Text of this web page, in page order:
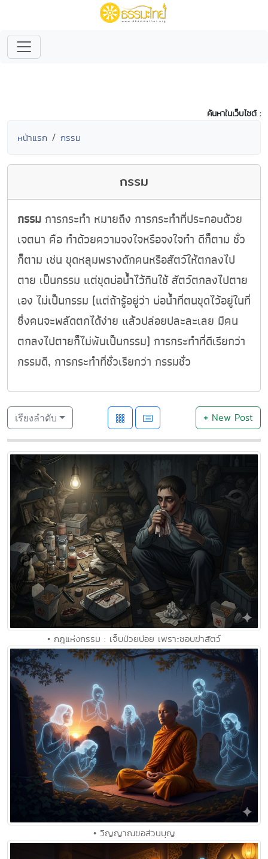
ค้นหาในเว็บไซต์ :
หน้าแรก กรรม
กรรม
กรรม การกระทำ หมายถึง การกระทำที่ประกอบด้วย
เจตนา คือ ทำด้วยความจงใจหรือจงใจทำ ดีก็ตาม ชั่ว
ก็ตาม เช่น ขุดหลุมพรางดักคนหรือสัตว์ให้ตกลงไป
ตาย เป็นกรรม แต่ขุดบ่อน้ำไว้กินใช้ สัตว์ตกลงไปตาย
เอง ไม่เป็นกรรม (แต่ถ้ารู้อยู่ว่า บ่อน้ำที่ตนขุดไว้อยู่ในที่
ซึ่งคนจะพลัดตกได้ง่าย แล้วปล่อยปละละเลย มีคน
ตกลงไปตายก็ไม่พ้นเป็นกรรม) การกระทำที่ดีเรียกว่า
กรรมดี, การกระทำที่ชั่วเรียกว่า กรรมชั่ว
เรียงลำดับ +New Post
• กฎแห่งกรรม : เจ็บป่วยบ่อย เพราะชอบฆ่าสัตว์
• วิญญาณขอส่วนบุญ